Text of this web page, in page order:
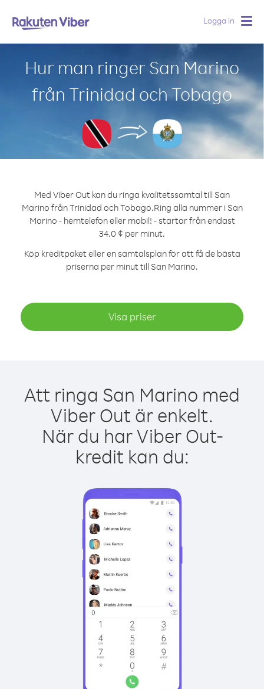
Logga in
Hur man ringer San Marino
från Trinidad och Tobago
Med Viber Out kan du ringa kvalitetssamtal till San
Marino från Trinidad och Tobago.Ring alla nummer i San
Marino - hemtelefon eller mobil! - startar från endast
34.0 ¢ per minut.
Köp kreditpaket eller en samtalsplan för att få de bästa
priserna per minut till San Marino.
Visa priser
Att ringa San Marino med
Viber Out är enkelt.
När du har Viber Out-
kredit kan du: